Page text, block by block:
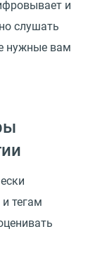
и
слушать
нужные вам
тегам